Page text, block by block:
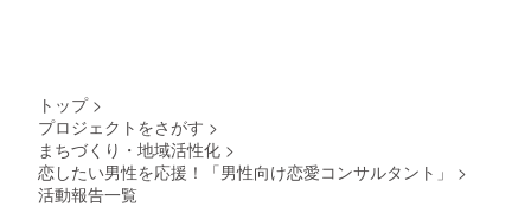
トップ >
プロジェクトをさがす >
まちづくり・地域活性化 >
恋したい男性を応援！「男性向け恋愛コンサルタント」
>
活動報告一覧